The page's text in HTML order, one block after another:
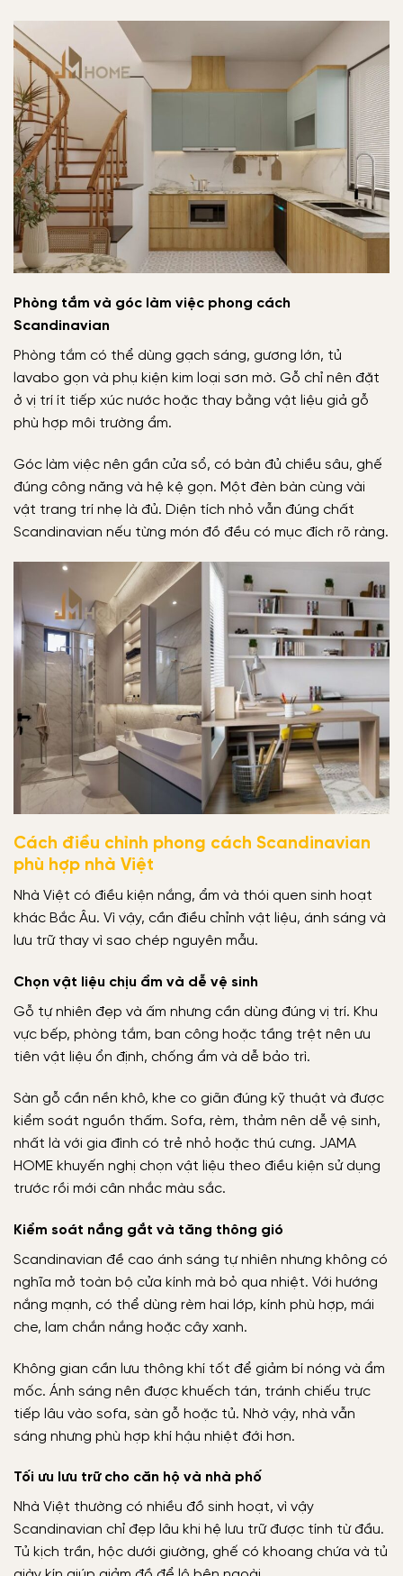
Phòng tắm và góc làm việc phong cách
Scandinavian
Phòng tắm có thể dùng gạch sáng, gương lớn, tủ
lavabo gọn và phụ kiện kim loại sơn mờ. Gỗ chỉ nên đặt
ở vị trí ít tiếp xúc nước hoặc thay bằng vật liệu giả gỗ
phù hợp môi trường ẩm.
Góc làm việc nên gần cửa sổ, có bàn đủ chiều sâu, ghế
đúng công năng và hệ kệ gọn. Một đèn bàn cùng vài
vật trang trí nhẹ là đủ. Diện tích nhỏ vẫn đúng chất
Scandinavian nếu từng món đồ đều có mục đích rõ ràng.
Cách điều chỉnh phong cách Scandinavian
phù hợp nhà Việt
Nhà Việt có điều kiện nắng, ẩm và thói quen sinh hoạt
khác Bắc Âu. Vì vậy, cần điều chỉnh vật liệu, ánh sáng và
lưu trữ thay vì sao chép nguyên mẫu.
Chọn vật liệu chịu ẩm và dễ vệ sinh
Gỗ tự nhiên đẹp và ấm nhưng cần dùng đúng vị trí. Khu
vực bếp, phòng tắm, ban công hoặc tầng trệt nên ưu
tiên vật liệu ổn định, chống ẩm và dễ bảo trì.
Sàn gỗ cần nền khô, khe co giãn đúng kỹ thuật và được
kiểm soát nguồn thấm. Sofa, rèm, thảm nên dễ vệ sinh,
nhất là với gia đình có trẻ nhỏ hoặc thú cưng. JAMA
HOME khuyến nghị chọn vật liệu theo điều kiện sử dụng
trước rồi mới cân nhắc màu sắc.
Kiểm soát nắng gắt và tăng thông gió
Scandinavian đề cao ánh sáng tự nhiên nhưng không có
nghĩa mở toàn bộ cửa kính mà bỏ qua nhiệt. Với hướng
nắng mạnh, có thể dùng rèm hai lớp, kính phù hợp, mái
che, lam chắn nắng hoặc cây xanh.
Không gian cần lưu thông khí tốt để giảm bí nóng và ẩm
mốc. Ánh sáng nên được khuếch tán, tránh chiếu trực
tiếp lâu vào sofa, sàn gỗ hoặc tủ. Nhờ vậy, nhà vẫn
sáng nhưng phù hợp khí hậu nhiệt đới hơn.
Tối ưu lưu trữ cho căn hộ và nhà phố
Nhà Việt thường có nhiều đồ sinh hoạt, vì vậy
Scandinavian chỉ đẹp lâu khi hệ lưu trữ được tính từ đầu.
Tủ kịch trần, hộc dưới giường, ghế có khoang chứa và tủ